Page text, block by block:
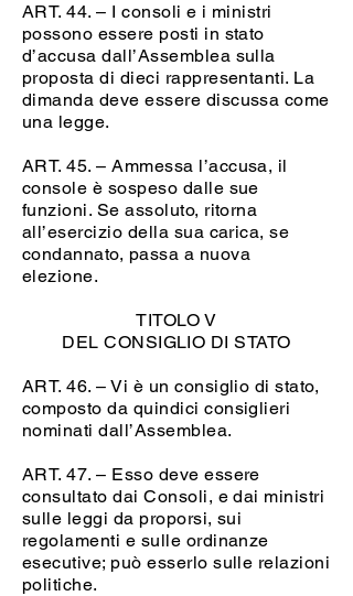
ART. 44. – I consoli e i ministri
possono essere posti in stato
d’accusa dall’Assemblea sulla
proposta di dieci rappresentanti. La
dimanda deve essere discussa come
una legge.
ART. 45. – Ammessa l’accusa, il
console è sospeso dalle sue
funzioni. Se assoluto, ritorna
all’esercizio della sua carica, se
condannato, passa a nuova
elezione.
TITOLO V
DEL CONSIGLIO DI STATO
ART. 46. – Vi è un consiglio di stato,
composto da quindici consiglieri
nominati dall’Assemblea.
ART. 47. – Esso deve essere
consultato dai Consoli, e dai ministri
sulle leggi da proporsi, sui
regolamenti e sulle ordinanze
esecutive; può esserlo sulle relazioni
politiche.